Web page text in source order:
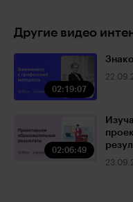
Другие видео
02:19:07
02:06:49